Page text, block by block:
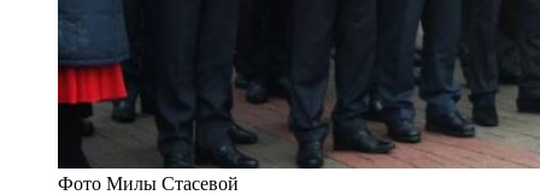
Фото Милы Стасевой